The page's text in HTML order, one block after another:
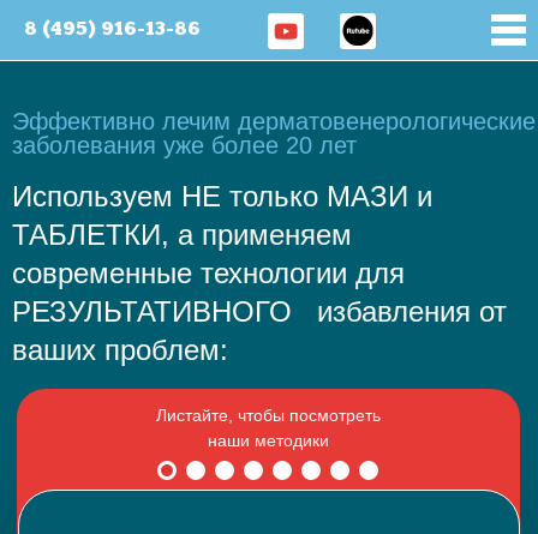
8 (495) 916-13-86
Эффективно лечим дерматовенерологические
заболевания уже более 20 лет
Используем НЕ только МАЗИ и
ТАБЛЕТКИ, а применяем
современные технологии для
РЕЗУЛЬТАТИВНОГО избавления от
ваших проблем: